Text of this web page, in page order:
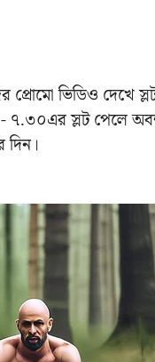
ভিডিও দেখে
৭.৩০এর স্লট পেলে